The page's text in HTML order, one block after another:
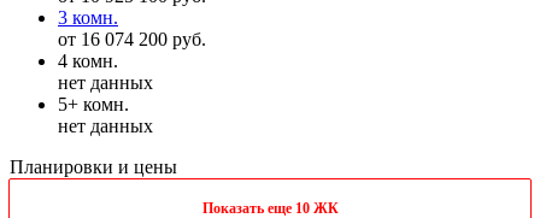
3 комн.
от 16 074 200 руб.
4 комн.
нет данных
5+ комн.
нет данных
Планировки и цены
Показать еще 10 ЖК